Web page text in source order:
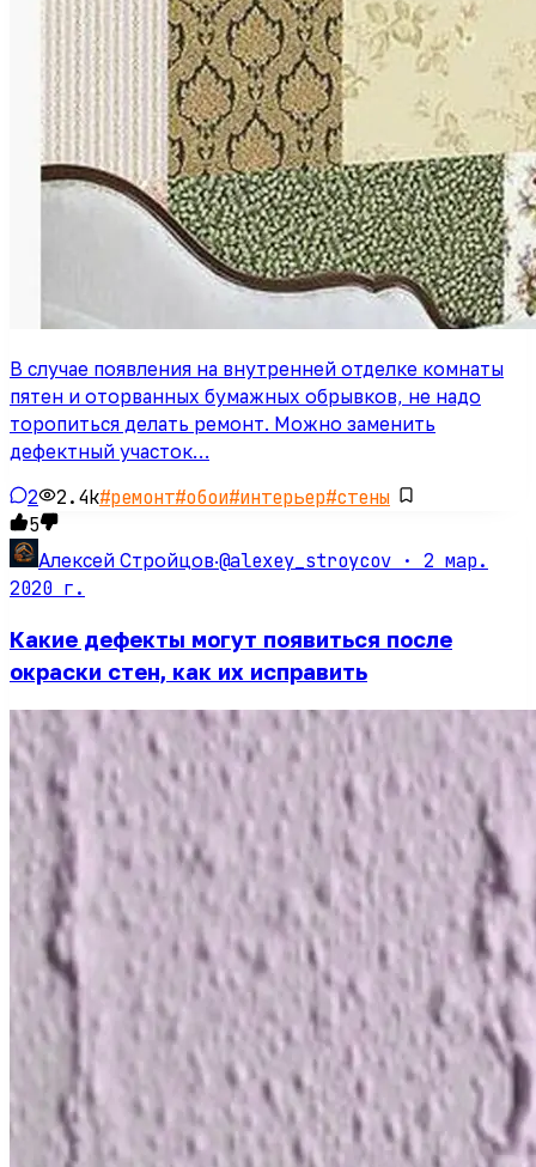
В случае появления на внутренней отделке комнаты
пятен и оторванных бумажных обрывков, не надо
торопиться делать ремонт. Можно заменить
дефектный участок…
2 2.4k#ремонт#обои#интерьер#стены
5
Алексей Стройцов·@alexey_stroycov · 2 мар.
2020 г.
Какие дефекты могут появиться после
окраски стен, как их исправить